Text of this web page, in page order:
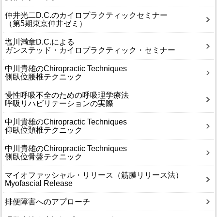
仲井光二D.C.のカイロプラクティックセミナー
（第5期東京仲井ゼミ）
塩川満章D.C.による
ガンステッド・カイロプラクティック・セミナー
中川貴雄のChiropractic Techniques
側臥位腰椎テクニック
慢性呼吸不全のための呼吸理学療法
呼吸リハビリテーションの実際
中川貴雄のChiropractic Techniques
仰臥位頚椎テクニック
中川貴雄のChiropractic Techniques
側臥位骨盤テクニック
マイオファッシャル・リリース（筋膜リリース法）
Myofascial Release
排便障害へのアプローチ